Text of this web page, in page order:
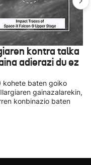
kontra talka
adierazi du ez
kohete baten goiko
gainazalarekin,
konbinazio baten